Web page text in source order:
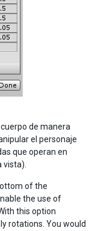
de manera
el personaje
que operan en
vista).
of the
the use of
this option
rotations. You would